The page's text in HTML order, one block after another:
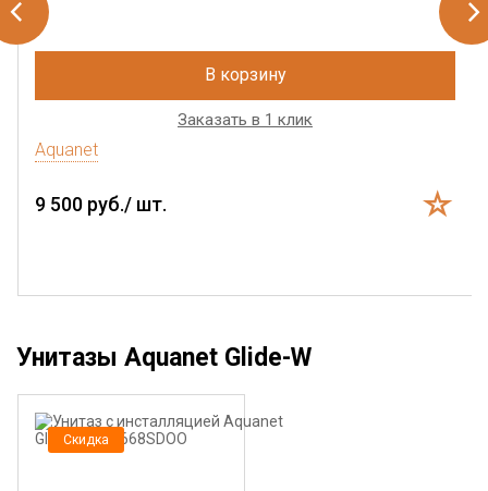
В корзину
Заказать в 1 клик
Aquanet
9 500 руб./ шт.
Унитазы Aquanet Glide-W
Скидка